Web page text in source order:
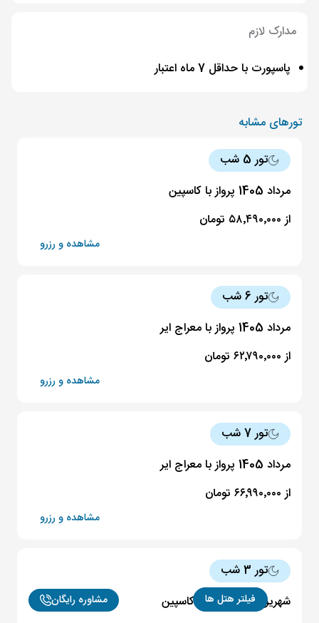
19 مرداد ساعت 16:15
22 مرداد ساعت 08:40
21 مرداد ساعت 05:30
22 مرداد ساعت 05:55
25 مرداد ساعت 14:00
فیلتر هتل ها
مدارک لازم
پاسپورت با حداقل 7 ماه اعتبار
تورهای مشابه
تور 5 شب
مرداد 1405 پرواز با کاسپین
از ۵۸٬۴۹۰٬۰۰۰ تومان
مشاهده و رزرو
تور 6 شب
مرداد 1405 پرواز با معراج ایر
از ۶۲٬۷۹۰٬۰۰۰ تومان
مشاهده و رزرو
تور 7 شب
مرداد 1405 پرواز با معراج ایر
از ۶۶٬۹۹۰٬۰۰۰ تومان
مشاهده و رزرو
تور 3 شب
شهریور 1405 پرواز با کاسپین
مشاوره رایگان